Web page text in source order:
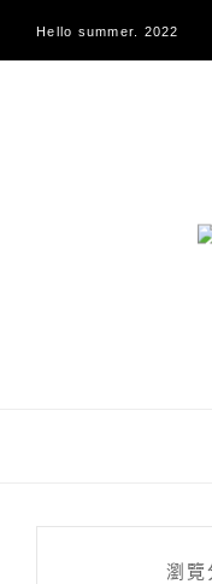
Hello summer. 2022
瀏覽